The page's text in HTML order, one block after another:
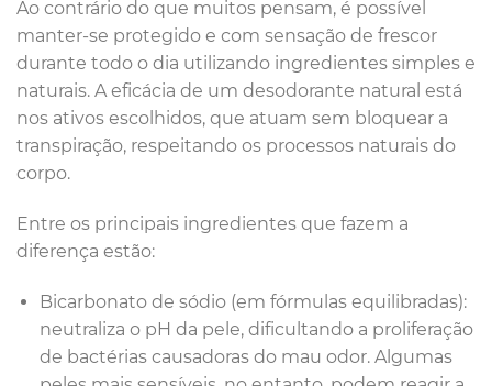
Ao contrário do que muitos pensam, é possível
manter-se protegido e com sensação de frescor
durante todo o dia utilizando ingredientes simples e
naturais. A eficácia de um desodorante natural está
nos ativos escolhidos, que atuam sem bloquear a
transpiração, respeitando os processos naturais do
corpo.
Entre os principais ingredientes que fazem a
diferença estão:
Bicarbonato de sódio (em fórmulas equilibradas):
neutraliza o pH da pele, dificultando a proliferação
de bactérias causadoras do mau odor. Algumas